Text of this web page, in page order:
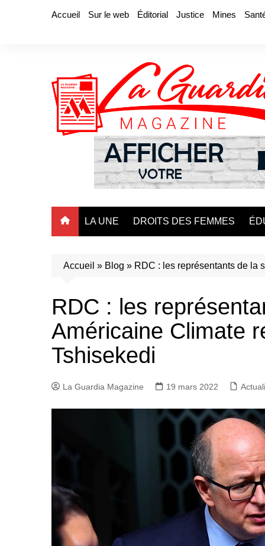
Accueil Sur le web Éditorial Justice Mines
LA UNE DROITS DES FEMMES
Accueil » Blog » RDC : les représentants de la
RDC : les
Américaine Climate
Tshisekedi
La Guardia Magazine 19 mars 2022